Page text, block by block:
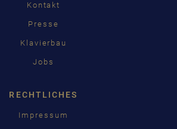
Kontakt
Presse
Klavierbau
Jobs
RECHTLICHES
Impressum